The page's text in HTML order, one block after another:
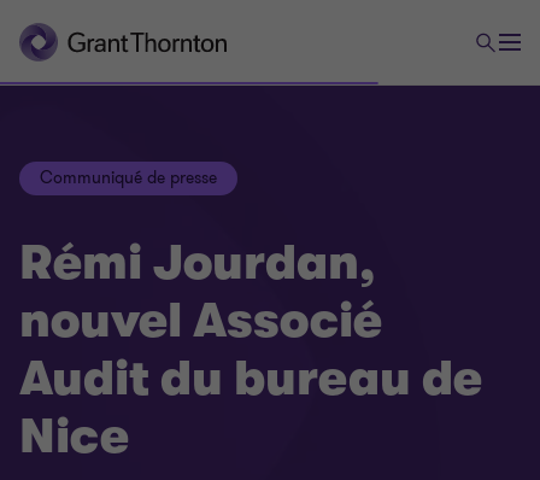
Communiqué de presse
Rémi Jourdan,
nouvel Associé
Audit du bureau de
Nice